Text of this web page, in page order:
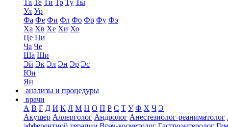
Та Те Ти Тр Ту Ты
Ул Ур
Фа Фе Фи Фл Фо Фр Фу Фэ
Ха Хв Хе Хи Хо
Це Ци
Ча Че
Ша Ши
Эй Эк Эл Эн Эр Эс
Юн
Ян
анализы и процедуры
врачи
А В Г Д И К Л М Н О П Р С Т У Ф Х Ч Э
Акушер Аллерголог Андролог Анестезиолог-реаниматолог